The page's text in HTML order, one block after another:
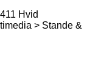
Hvid
> Stande &